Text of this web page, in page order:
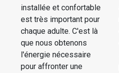
installée et confortable
est très important pour
chaque adulte. C'est là
que nous obtenons
l'énergie nécessaire
pour affronter une